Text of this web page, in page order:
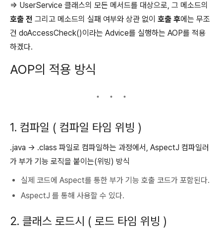
⇒ UserService 클래스의 모든 메서드를 대상으로, 그 메소드의
호출 전 그리고 메소드의 실패 여부와 상관 없이 호출 후에는 무조
건 doAccessCheck()이라는 Advice를 실행하는 AOP를 적용
하겠다.
AOP의 적용 방식
1. 컴파일 ( 컴파일 타임 위빙 )
.java → .class 파일로 컴파일하는 과정에서, AspectJ 컴파일러
가 부가 기능 로직을 붙이는(위빙) 방식
실제 코드에 Aspect를 통한 부가 기능 호출 코드가 포함된다.
AspectJ 를 통해 사용할 수 있다.
2. 클래스 로드시 ( 로드 타임 위빙 )